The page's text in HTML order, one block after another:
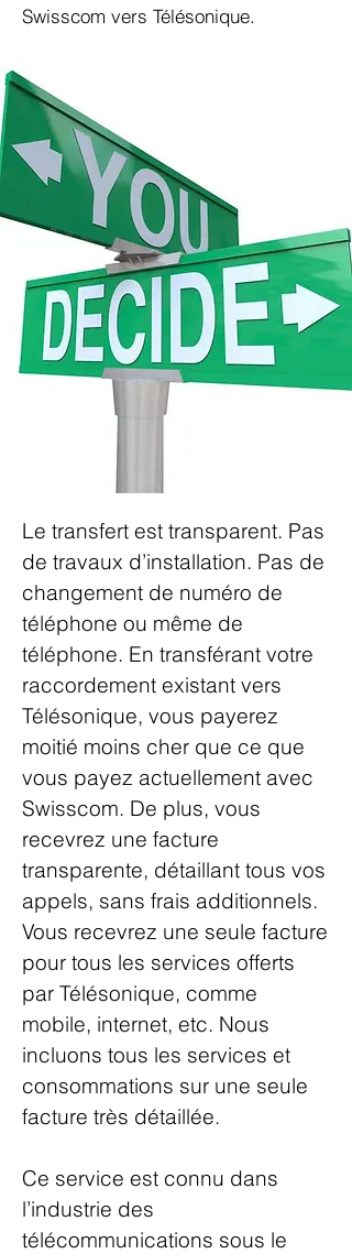
Swisscom vers Télésonique.
Le transfert est transparent. Pas
de travaux d’installation. Pas de
changement de numéro de
téléphone ou même de
téléphone. En transférant votre
raccordement existant vers
Télésonique, vous payerez
moitié moins cher que ce que
vous payez actuellement avec
Swisscom. De plus, vous
recevrez une facture
transparente, détaillant tous vos
appels, sans frais additionnels.
Vous recevrez une seule facture
pour tous les services offerts
par Télésonique, comme
mobile, internet, etc. Nous
incluons tous les services et
consommations sur une seule
facture très détaillée.
Ce service est connu dans
l’industrie des
télécommunications sous le